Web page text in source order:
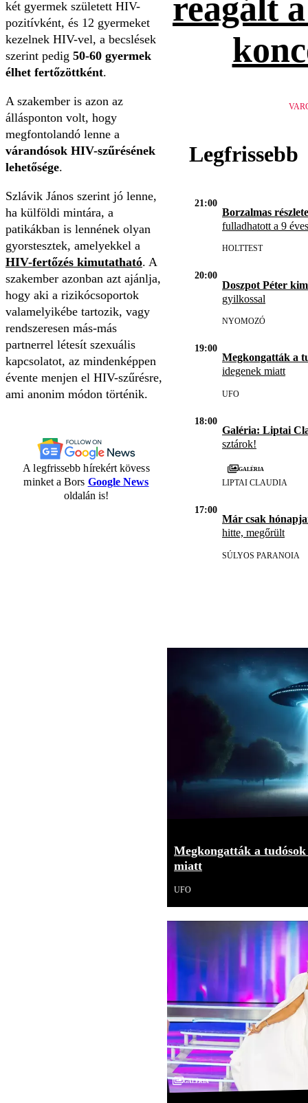
két gyermek született HIV-
pozitívként, és 12 gyermeket
kezelnek HIV-vel, a becslések
szerint pedig 50-60 gyermek
élhet fertőzöttként.
A szakember is azon az
állásponton volt, hogy
megfontolandó lenne a
várandósok HIV-szűrésének
lehetősége.
Szlávik János szerint jó lenne,
ha külföldi mintára, a
patikákban is lennének olyan
gyorstesztek, amelyekkel a
HIV-fertőzés kimutatható. A
szakember azonban azt ajánlja,
hogy aki a rizikócsoportok
valamelyikébe tartozik, vagy
rendszeresen más-más
partnerrel létesít szexuális
kapcsolatot, az mindenképpen
évente menjen el HIV-szűrésre,
ami anonim módon történik.
A legfrissebb hírekért kövess
minket a Bors Google News
oldalán is!
reagált
Legfrissebb
21:00
Borzalmas
fulladhatott a 9
HOLTTEST
20:00
Doszpot Péter
gyilkossal
NYOMOZÓ
19:00
Megkongatták a
idegenek miatt
UFO
18:00
Galéria: Liptai
sztárok!
Galéria
LIPTAI CLAUDIA
17:00
Már csak
hitte, megőrült
SÚLYOS PARANOIA
Megkongatták a
miatt
UFO
Galéria